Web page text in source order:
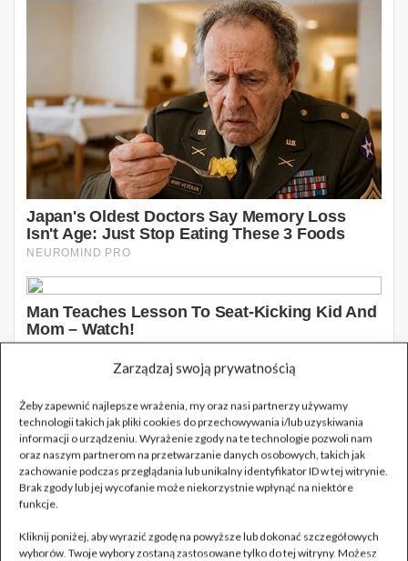
Zarządzaj swoją prywatnością
Żeby zapewnić najlepsze wrażenia, my oraz nasi partnerzy używamy
technologii takich jak pliki cookies do przechowywania i/lub uzyskiwania
informacji o urządzeniu. Wyrażenie zgody na te technologie pozwoli nam
oraz naszym partnerom na przetwarzanie danych osobowych, takich jak
zachowanie podczas przeglądania lub unikalny identyfikator ID w tej witrynie.
Brak zgody lub jej wycofanie może niekorzystnie wpłynąć na niektóre
funkcje.
Kliknij poniżej, aby wyrazić zgodę na powyższe lub dokonać szczegółowych
wyborów. Twoje wybory zostaną zastosowane tylko do tej witryny. Możesz